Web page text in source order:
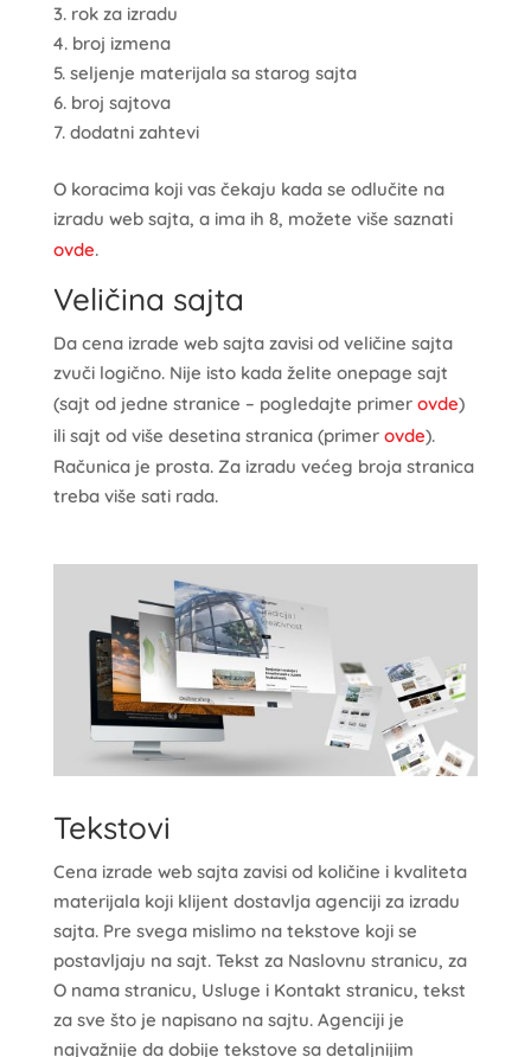
rok za izradu
broj izmena
seljenje materijala sa starog sajta
broj sajtova
dodatni zahtevi
O koracima koji vas čekaju kada se odlučite na
izradu web sajta, a ima ih 8, možete više saznati
ovde.
Veličina sajta
Da cena izrade web sajta zavisi od veličine sajta
zvuči logično. Nije isto kada želite onepage sajt
(sajt od jedne stranice – pogledajte primer ovde)
ili sajt od više desetina stranica (primer ovde).
Računica je prosta. Za izradu većeg broja stranica
treba više sati rada.
Tekstovi
Cena izrade web sajta zavisi od količine i kvaliteta
materijala koji klijent dostavlja agenciji za izradu
sajta. Pre svega mislimo na tekstove koji se
postavljaju na sajt. Tekst za Naslovnu stranicu, za
O nama stranicu, Usluge i Kontakt stranicu, tekst
za sve što je napisano na sajtu. Agenciji je
najvažnije da dobije tekstove sa detaljnijim